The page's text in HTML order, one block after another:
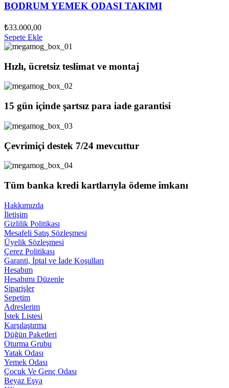
BODRUM YEMEK ODASI TAKIMI
₺33.000,00
Sepete Ekle
Hızlı, ücretsiz teslimat ve montaj
15 gün içinde şartsız para iade garantisi
Çevrimiçi destek 7/24 mevcuttur
Tüm banka kredi kartlarıyla ödeme imkanı
Hakkımızda
İletişim
Gizlilik Politikası
Mesafeli Satış Sözleşmesi
Üyelik Sözleşmesi
Çerez Politikası
Garanti, İptal ve İade Koşulları
Hesabım
Hesabımı Düzenle
Siparişler
Sepetim
Adreslerim
İstek Listesi
Karşılaştırma
Düğün Paketleri
Oturma Grubu
Yatak Odası
Yemek Odası
Çocuk Ve Genç Odası
Beyaz Eşya